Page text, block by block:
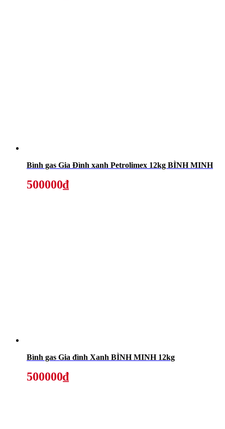
Bình gas Gia Đình xanh Petrolimex 12kg BÌNH MINH
500000₫
Bình gas Gia đình Xanh BÌNH MINH 12kg
500000₫